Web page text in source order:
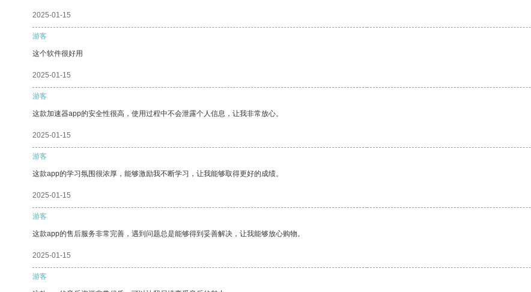
2025-01-15
游客
这个软件很好用
2025-01-15
游客
这款加速器app的安全性很高，使用过程中不会泄露个人信息，让我非常放心。
2025-01-15
游客
这款app的学习氛围很浓厚，能够激励我不断学习，让我能够取得更好的成绩。
2025-01-15
游客
这款app的售后服务非常完善，遇到问题总是能够得到妥善解决，让我能够放心购物。
2025-01-15
游客